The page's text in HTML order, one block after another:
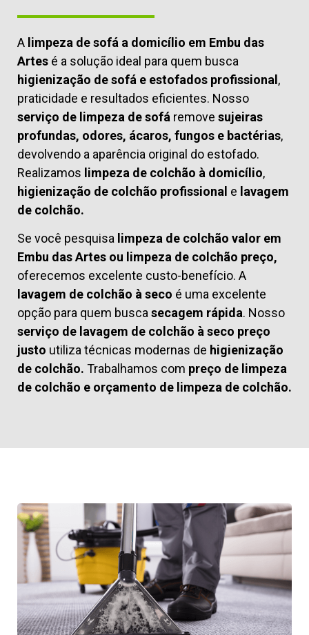
A limpeza de sofá a domicílio em Embu das
Artes é a solução ideal para quem busca
higienização de sofá e estofados profissional,
praticidade e resultados eficientes. Nosso
serviço de limpeza de sofá remove sujeiras
profundas, odores, ácaros, fungos e bactérias,
devolvendo a aparência original do estofado.
Realizamos limpeza de colchão à domicílio,
higienização de colchão profissional e lavagem
de colchão.
Se você pesquisa limpeza de colchão valor em
Embu das Artes ou limpeza de colchão preço,
oferecemos excelente custo-benefício. A
lavagem de colchão à seco é uma excelente
opção para quem busca secagem rápida. Nosso
serviço de lavagem de colchão à seco preço
justo utiliza técnicas modernas de higienização
de colchão. Trabalhamos com preço de limpeza
de colchão e orçamento de limpeza de colchão.